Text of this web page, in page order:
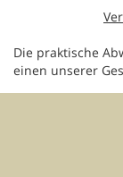
Die praktische
einen unserer